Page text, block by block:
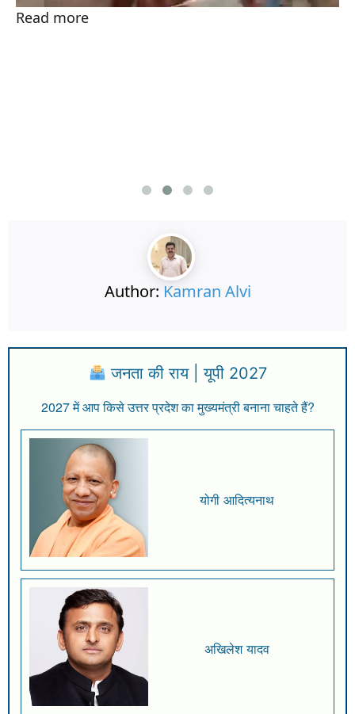
Read more
Author: Kamran Alvi
जनता की राय | यूपी 2027
2027 में आप किसे उत्तर प्रदेश का मुख्यमंत्री बनाना चाहते हैं?
योगी आदित्यनाथ
अखिलेश यादव